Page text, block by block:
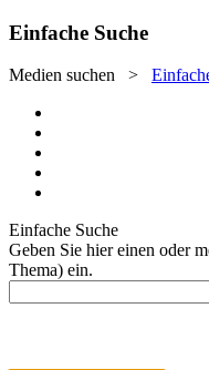
Einfache Suche
Medien suchen >
Einfache Suche
Geben Sie hier einen oder
Thema) ein.